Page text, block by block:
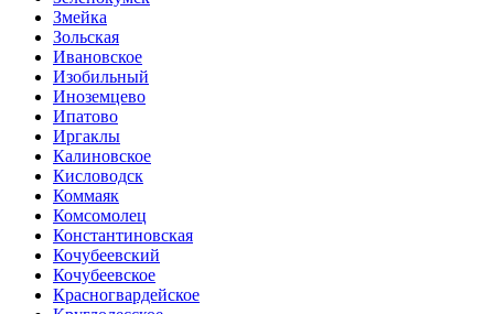
Змейка
Зольская
Ивановское
Изобильный
Иноземцево
Ипатово
Иргаклы
Калиновское
Кисловодск
Коммаяк
Комсомолец
Константиновская
Кочубеевский
Кочубеевское
Красногвардейское